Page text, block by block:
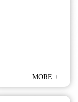
MORE +